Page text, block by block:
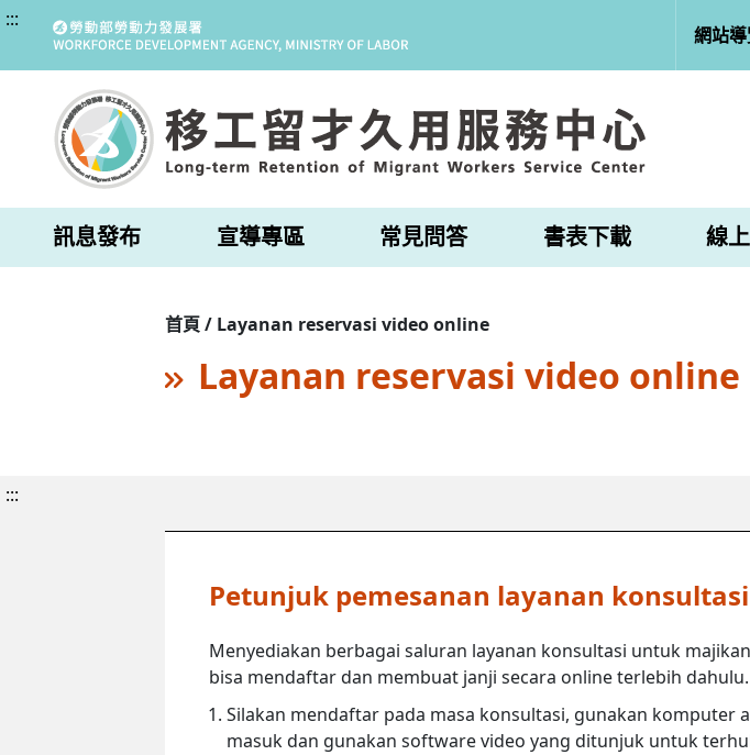
:::
網站
訊息發布 宣導專區 常見問答 書表下載 線
首頁 / Layanan reservasi video online
Layanan reservasi video online
:::
Petunjuk pemesanan layanan
Menyediakan berbagai saluran layanan konsultasi untuk
bisa mendaftar dan membuat janji secara online terlebih dahulu.
Silakan mendaftar pada masa konsultasi, gunakan komputer
masuk dan gunakan software video yang ditunjuk untuk